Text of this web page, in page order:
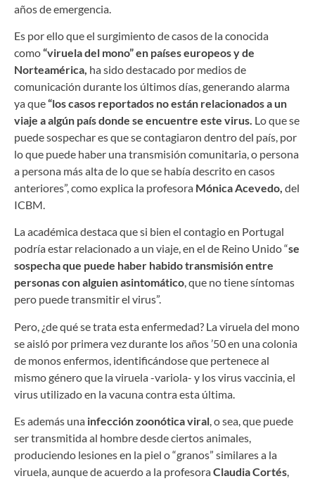
años de emergencia.
Es por ello que el surgimiento de casos de la conocida
como“viruela del mono” en países europeos y de
Norteamérica, ha sido destacado por medios de
comunicación durante los últimos días, generando alarma
ya que“los casos reportados no están relacionados a un
viaje a algún país donde se encuentre este virus. Lo que se
puede sospechar es que se contagiaron dentro del país, por
lo que puede haber una transmisión comunitaria, o persona
a persona más alta de lo que se había descrito en casos
anteriores”, como explica la profesora Mónica Acevedo, del
ICBM.
La académica destaca que si bien el contagio en Portugal
podría estar relacionado a un viaje, en el de Reino Unido “se
sospecha que puede haber habido transmisión entre
personas con alguien asintomático, que no tiene síntomas
pero puede transmitir el virus”.
Pero, ¿de qué se trata esta enfermedad? La viruela del mono
se aisló por primera vez durante los años ’50 en una colonia
de monos enfermos, identificándose que pertenece al
mismo género que la viruela -variola- y los virus vaccinia, el
virus utilizado en la vacuna contra esta última.
Es además una infección zoonótica viral, o sea, que puede
ser transmitida al hombre desde ciertos animales,
produciendo lesiones en la piel o “granos” similares a la
viruela, aunque de acuerdo a la profesoraClaudia Cortés,